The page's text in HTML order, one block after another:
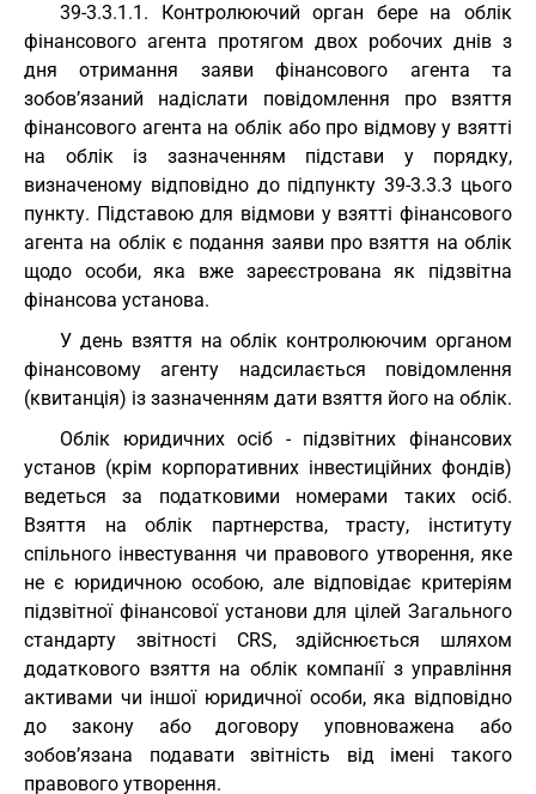
39-3.3.1.1. Контролюючий орган бере на облік
фінансового агента протягом двох робочих днів з
дня отримання заяви фінансового агента та
зобов’язаний надіслати повідомлення про взяття
фінансового агента на облік або про відмову у взятті
на облік із зазначенням підстави у порядку,
визначеному відповідно до підпункту 39-3.3.3 цього
пункту. Підставою для відмови у взятті фінансового
агента на облік є подання заяви про взяття на облік
щодо особи, яка вже зареєстрована як підзвітна
фінансова установа.
У день взяття на облік контролюючим органом
фінансовому агенту надсилається повідомлення
(квитанція) із зазначенням дати взяття його на облік.
Облік юридичних осіб - підзвітних фінансових
установ (крім корпоративних інвестиційних фондів)
ведеться за податковими номерами таких осіб.
Взяття на облік партнерства, трасту, інституту
спільного інвестування чи правового утворення, яке
не є юридичною особою, але відповідає критеріям
підзвітної фінансової установи для цілей Загального
стандарту звітності CRS, здійснюється шляхом
додаткового взяття на облік компанії з управління
активами чи іншої юридичної особи, яка відповідно
до закону або договору уповноважена або
зобов’язана подавати звітність від імені такого
правового утворення.